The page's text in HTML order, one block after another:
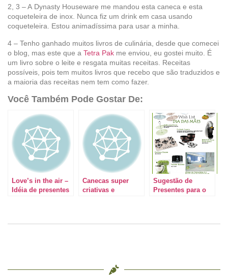
2, 3 – A Dynasty Houseware me mandou esta caneca e esta
coqueteleira de inox. Nunca fiz um drink em casa usando
coqueteleira. Estou animadíssima para usar a minha.
4 – Tenho ganhado muitos livros de culinária, desde que comecei
o blog, mas este que a Tetra Pak me enviou, eu gostei muito. É
um livro sobre o leite e resgata muitas receitas. Receitas
possíveis, pois tem muitos livros que recebo que são traduzidos e
a maioria das receitas nem tem como fazer.
Você Também Pode Gostar De:
Love’s in the air –
Idéia de presentes
Canecas super
criativas e
Sugestão de
Presentes para o